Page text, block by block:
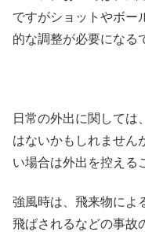
ですがショットやボー
的な調整が必要になる
日常の外出に関しては
はないかもしれません
い場合は外出を控える
強風時は、飛来物によ
飛ばされるなどの事故